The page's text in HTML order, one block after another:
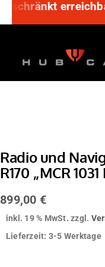
Zum
springen
Radio und
R170 „MCR
899,00 €
inkl. 19 % MwSt. zzgl.
Lieferzeit: 3-5 Werktage